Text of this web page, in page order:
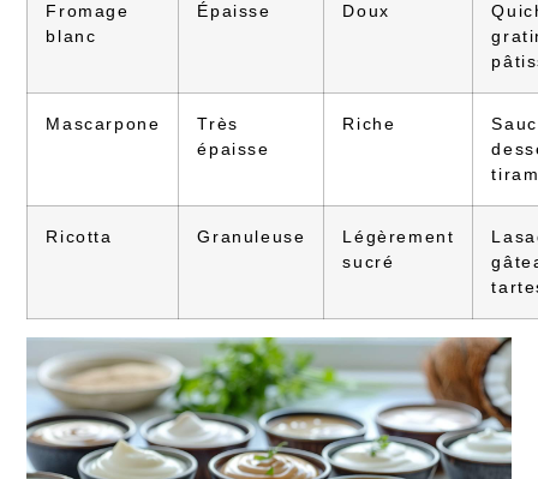
Fromage
blanc
Épaisse Doux
Mascarpone
Très
épaisse
Riche
Ricotta Granuleuse
Légèrement
sucré